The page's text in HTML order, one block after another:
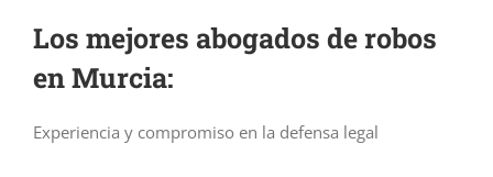
Los mejores abogados de robos
en Murcia:
Experiencia y compromiso en la defensa legal